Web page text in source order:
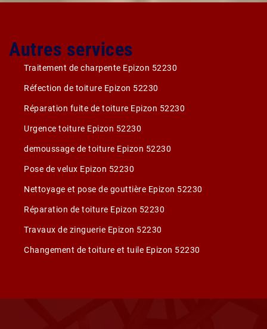
Autres services
Traitement de charpente Epizon 52230
Réfection de toiture Epizon 52230
Réparation fuite de toiture Epizon 52230
Urgence toiture Epizon 52230
demoussage de toiture Epizon 52230
Pose de velux Epizon 52230
Nettoyage et pose de gouttière Epizon 52230
Réparation de toiture Epizon 52230
Travaux de zinguerie Epizon 52230
Changement de toiture et tuile Epizon 52230